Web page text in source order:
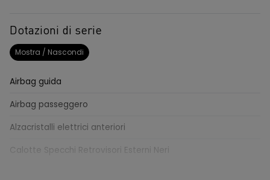
Dotazioni di serie
Mostra / Nascondi
Airbag guida
Airbag passeggero
Alzacristalli elettrici anteriori
Calotte Specchi Retrovisori Esterni Neri